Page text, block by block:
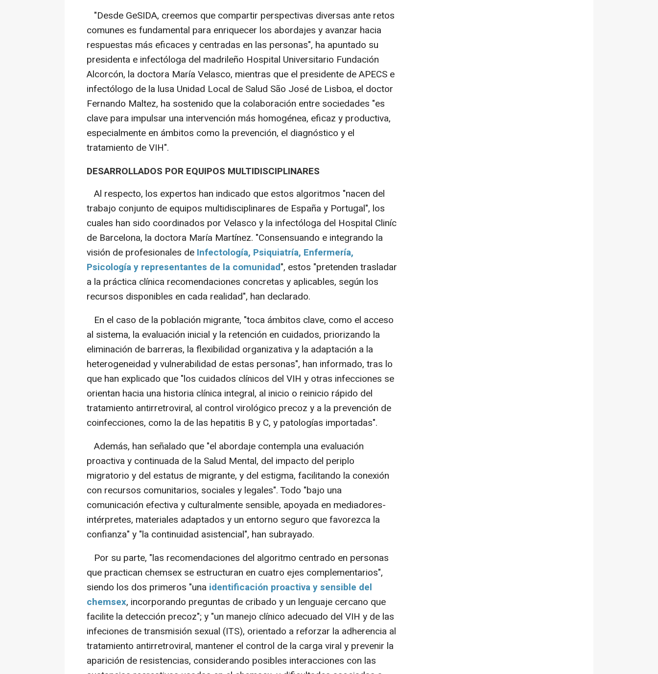
"Desde GeSIDA, creemos que compartir perspectivas diversas ante retos
comunes es fundamental para enriquecer los abordajes y avanzar hacia
respuestas más eficaces y centradas en las personas", ha apuntado su
presidenta e infectóloga del madrileño Hospital Universitario Fundación
Alcorcón, la doctora María Velasco, mientras que el presidente de APECS e
infectólogo de la lusa Unidad Local de Salud São José de Lisboa, el doctor
Fernando Maltez, ha sostenido que la colaboración entre sociedades "es
clave para impulsar una intervención más homogénea, eficaz y productiva,
especialmente en ámbitos como la prevención, el diagnóstico y el
tratamiento de VIH".
DESARROLLADOS POR EQUIPOS MULTIDISCIPLINARES
Al respecto, los expertos han indicado que estos algoritmos "nacen del
trabajo conjunto de equipos multidisciplinares de España y Portugal", los
cuales han sido coordinados por Velasco y la infectóloga del Hospital Cliníc
de Barcelona, la doctora María Martínez. "Consensuando e integrando la
visión de profesionales de Infectología, Psiquiatría, Enfermería,
Psicología y representantes de la comunidad", estos "pretenden trasladar
a la práctica clínica recomendaciones concretas y aplicables, según los
recursos disponibles en cada realidad", han declarado.
En el caso de la población migrante, "toca ámbitos clave, como el acceso
al sistema, la evaluación inicial y la retención en cuidados, priorizando la
eliminación de barreras, la flexibilidad organizativa y la adaptación a la
heterogeneidad y vulnerabilidad de estas personas", han informado, tras lo
que han explicado que "los cuidados clínicos del VIH y otras infecciones se
orientan hacia una historia clínica integral, al inicio o reinicio rápido del
tratamiento antirretroviral, al control virológico precoz y a la prevención de
coinfecciones, como la de las hepatitis B y C, y patologías importadas".
Además, han señalado que "el abordaje contempla una evaluación
proactiva y continuada de la Salud Mental, del impacto del periplo
migratorio y del estatus de migrante, y del estigma, facilitando la conexión
con recursos comunitarios, sociales y legales". Todo "bajo una
comunicación efectiva y culturalmente sensible, apoyada en mediadores-
intérpretes, materiales adaptados y un entorno seguro que favorezca la
confianza" y "la continuidad asistencial", han subrayado.
Por su parte, "las recomendaciones del algoritmo centrado en personas
que practican chemsex se estructuran en cuatro ejes complementarios",
siendo los dos primeros "una identificación proactiva y sensible del
chemsex, incorporando preguntas de cribado y un lenguaje cercano que
facilite la detección precoz"; y "un manejo clínico adecuado del VIH y de las
infeciones de transmisión sexual (ITS), orientado a reforzar la adherencia al
tratamiento antirretroviral, mantener el control de la carga viral y prevenir la
aparición de resistencias, considerando posibles interacciones con las